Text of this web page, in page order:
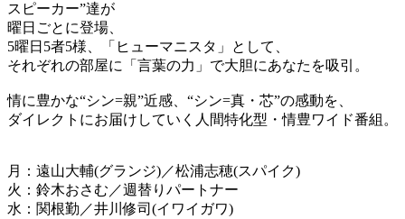
スピーカー”達が
曜日ごとに登場、
5曜日5者5様、「ヒューマニスタ」として、
それぞれの部屋に「言葉の力」で大胆にあなたを吸引。
情に豊かな“シン=親”近感、“シン=真・芯”の感動を、
ダイレクトにお届けしていく人間特化型・情豊ワイド番組。
月：遠山大輔(グランジ)／松浦志穂(スパイク)
火：鈴木おさむ／週替りパートナー
水：関根勤／井川修司(イワイガワ)